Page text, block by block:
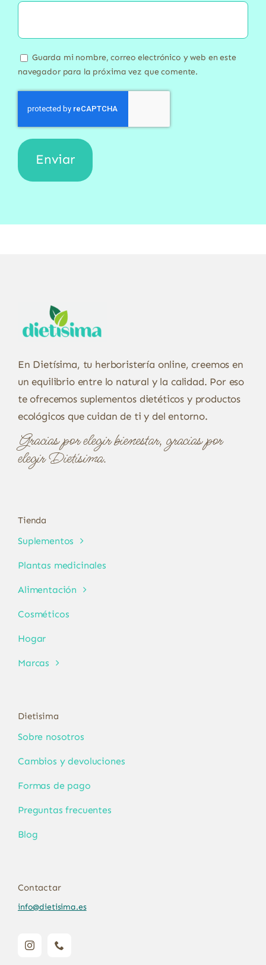
Guarda mi nombre, correo electrónico y web en este
navegador para la próxima vez que comente.
En Dietísima, tu herboristería online, creemos en
un equilibrio entre lo natural y la calidad. Por eso
te ofrecemos suplementos dietéticos y productos
ecológicos que cuidan de ti y del entorno.
Gracias por elegir bienestar, gracias por
elegir Dietísima.
Tienda
Suplementos
Plantas medicinales
Alimentación
Cosméticos
Hogar
Marcas
Dietisima
Sobre nosotros
Cambios y devoluciones
Formas de pago
Preguntas frecuentes
Blog
Contactar
info@dietisima.es